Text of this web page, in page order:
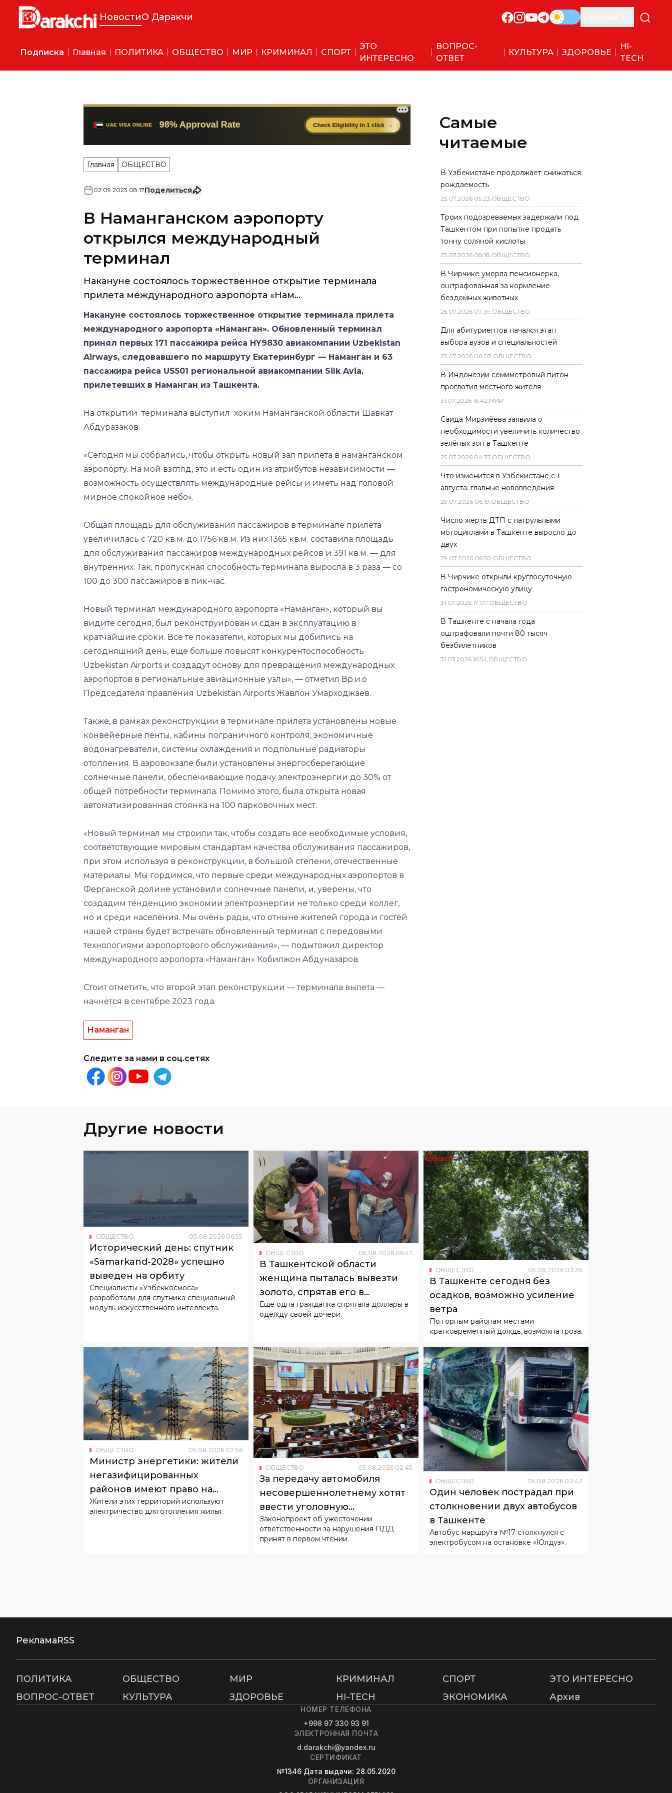
НовостиО Даракчи
Подписка Главная ПОЛИТИКА ОБЩЕСТВО МИР КРИМИНАЛ СПОРТ
ЭТО
ИНТЕРЕСНО
ВОПРОС-
ОТВЕТ
КУЛЬТУРА ЗДОРОВЬЕ
HI-
TECH
Главная ОБЩЕСТВО
В Наманганском аэропорту
открылся международный
терминал
Накануне состоялось торжественное открытие терминала
прилета международного аэропорта «Нам...
международного аэропорта «Наманган». Обновленный терминал
принял первых 171 пассажира рейса HY9830 авиакомпании Uzbekistan
Airways, следовавшего по маршруту Екатеринбург — Наманган и 63
пассажира рейса US501 региональной авиакомпании Silk Avia,
прилетевших в Наманган из Ташкента.
На открытии терминала выступил хоким Наманганской области Шавкат
Абдуразаков.
«Сегодня мы собрались, чтобы открыть новый зал прилета в наманганском
аэропорту. На мой взгляд, это и есть один из атрибутов независимости —
мирное спокойное небо».
Общая площадь для обслуживания пассажиров в терминале прилета
увеличилась с 720 кв.м. до 1756 кв.м. Из них 1365 кв.м. составила площадь
внутренних. Так, пропускная способность терминала выросла в 3 раза — со
100 до 300 пассажиров в пик-час.
Новый терминал международного аэропорта «Наманган», который вы
видите сегодня, был реконструирован и сдан в эксплуатацию в
сегодняшний день, еще больше повысят конкурентоспособность
Uzbekistan Airports и создадут основу для превращения международных
аэропортов в региональные авиационные узлы», — отметил Вр.и.о
Председателя правления Uzbekistan Airports Жавлон Умарходжаев.
Также, в рамках реконструкции в терминале прилета установлены новые
конвейерные ленты, кабины пограничного контроля, экономичные
отопления. В аэровокзале были установлены энергосберегающие
солнечные панели, обеспечивающие подачу электроэнергии до 30% от
общей потребности терминала. Помимо этого, была открыта новая
автоматизированная стоянка на 100 парковочных мест.
«Новый терминал мы строили так, чтобы создать все необходимые условия,
соответствующие мировым стандартам качества обслуживания пассажиров,
материалы. Мы гордимся, что первые среди международных аэропортов в
Ферганской долине установили солнечные панели, и, уверены, что
создадим тенденцию экономии электроэнергии не только среди коллег,
но и среди населения. Мы очень рады, что отныне жителей города и гостей
нашей страны будет встречать обновленный терминал с передовыми
технологиями аэропортового обслуживания», — подытожил директор
международного аэропорта «Наманган» Кобилжон Абдуназаров.
Стоит отметить, что второй этап реконструкции — терминала вылета —
начнется в сентябре 2023 года.
Наманган
Самые
читаемые
В Узбекистане продолжает снижаться
рождаемость
25.07.2026 05:23,ОБЩЕСТВО
Троих подозреваемых задержали под
Ташкентом при попытке продать
тонну соляной кислоты
25.07.2026 08:18,ОБЩЕСТВО
В Чирчике умерла пенсионерка,
оштрафованная за кормление
бездомных животных
25.07.2026 07:39,ОБЩЕСТВО
Для абитуриентов начался этап
выбора вузов и специальностей
25.07.2026 06:03,ОБЩЕСТВО
В Индонезии семиметровый питон
проглотил местного жителя
31.07.2026 16:42,МИР
Саида Мирзиёева заявила о
необходимости увеличить количество
зелёных зон в Ташкенте
25.07.2026 04:37,ОБЩЕСТВО
Что изменится в Узбекистане с 1
августа: главные нововведения
29.07.2026 06:19,ОБЩЕСТВО
Число жертв ДТП с патрульными
мотоциклами в Ташкенте выросло до
двух
29.07.2026 06:50,ОБЩЕСТВО
В Чирчике открыли круглосуточную
гастрономическую улицу
31.07.2026 17:07,ОБЩЕСТВО
В Ташкенте с начала года
оштрафовали почти 80 тысяч
безбилетников
31.07.2026 16:54,ОБЩЕСТВО
Другие новости
05
Исторический день: спутник
«Samarkand-2028» успешно
выведен на орбиту
Специалисты «Узбеккосмоса»
разработали для спутника специальный
модуль искусственного интеллекта.
ОБЩЕСТВО 05.08.2026 06 :47
В Ташкентской области
женщина пыталась вывезти
золото, спрятав его в
подгузнике ребенка
Еще одна гражданка спрятала доллары в
одежду своей дочери.
ОБЩЕСТВО 05.08.2026 03:36
В Ташкенте сегодня без
осадков, возможно усиление
ветра
По горным районам местами
ОБЩЕСТВО 05.08.2026 02:56
Министр энергетики: жители
негазифицированных
районов имеют право на
льготный тариф
Жители этих территорий используют
электричество для отопления жилья.
ОБЩЕСТВО 05.08.2026 02:45
За передачу автомобиля
несовершеннолетнему хотят
ввести уголовную
ответственность
Законопроект об ужесточении
принят в первом чтении.
ОБЩЕСТВО 08 2026 02:43
Один человек пострадал при
столкновении двух автобусов
в Ташкенте
Автобус маршрута №17 столкнулся с
электробусом на остановке «Юлдуз».
РекламаRSS
ПОЛИТИКА ОБЩЕСТВО МИР КРИМИНАЛ СПОРТ
ЭТО ИНТЕРЕСНО
ВОПРОС-ОТВЕТ
КУЛЬТУРА ЗДОРОВЬЕ HI-TECH ЭКОНОМИКА Архив
НОМЕР ТЕЛЕФОНА
+998 97 330 93 91
ЭЛЕКТРОННАЯ ПОЧТА
d.darakchi@yandex.ru
СЕРТИФИКАТ
№1346 Дата выдачи: 28.05.2020
ОРГАНИЗАЦИЯ